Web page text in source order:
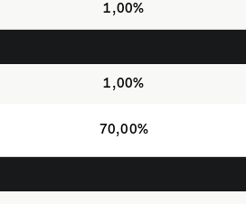
1,00%
1,00%
70,00%